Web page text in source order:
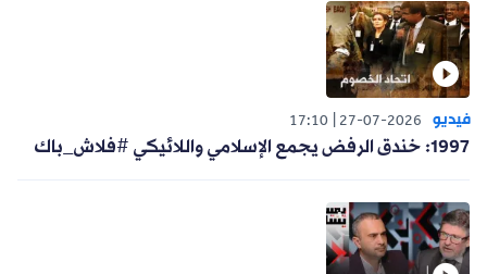
فيديو 27-07-2026
17:10
1997: خندق الرفض يجمع الإسلامي واللائيكي #فلاش_باك